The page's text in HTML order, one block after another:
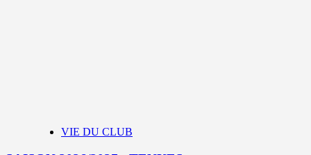
VIE DU CLUB